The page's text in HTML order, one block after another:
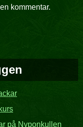
kommentar.
på Nyponkullen